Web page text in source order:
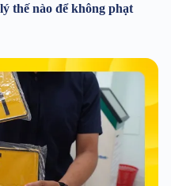
thế nào để không phạt